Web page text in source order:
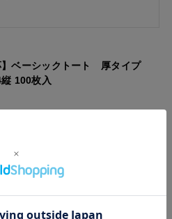
】ベーシックトート 厚タイプ
100枚入
布バッグを作る時はお願いし
いました